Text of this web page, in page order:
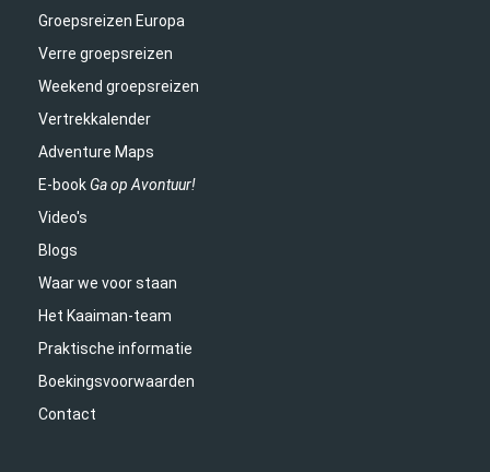
Groepsreizen Europa
Verre groepsreizen
Weekend groepsreizen
Vertrekkalender
Adventure Maps
E-bookGa op Avontuur!
Video's
Blogs
Waar we voor staan
Het Kaaiman-team
Praktische informatie
Boekingsvoorwaarden
Contact